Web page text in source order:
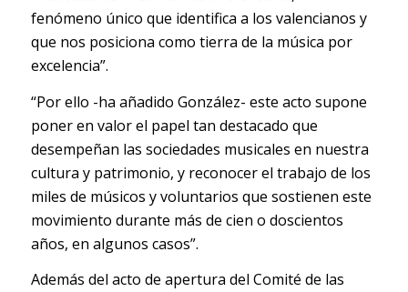
fenómeno único que identifica a los valencianos y
que nos posiciona como tierra de la música por
excelencia”.
“Por ello -ha añadido González- este acto supone
poner en valor el papel tan destacado que
desempeñan las sociedades musicales en nuestra
cultura y patrimonio, y reconocer el trabajo de los
miles de músicos y voluntarios que sostienen este
movimiento durante más de cien o doscientos
años, en algunos casos”.
Además del acto de apertura del Comité de las